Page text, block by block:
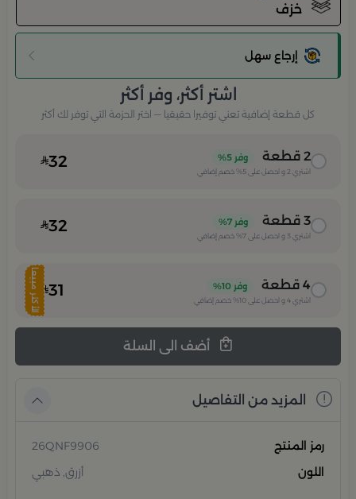
خزف
إرجاع سهل
اشتر أكثر، وفر أكثر
كل قطعة إضافية تعني توفيرا حقيقيا — اختر الحزمة التي توفر لك أكثر
2 قطعة وفر 5%
اشتري 2 و احصل على 5% خصم إضافي 32
3 قطعة وفر 7%
اشتري 3 و احصل على 7% خصم إضافي 32
الأكثر مبيعا 4 قطعة وفر 10%
اشتري 4و احصل على 10% خصم إضافي 31
المزيد من التفاصيل
رمز المنتج
26QNF9906
اللون
أزرق, ذهبي